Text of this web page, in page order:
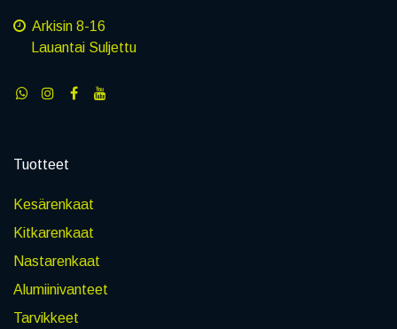
Arkisin 8-16
Lauantai Suljettu
Tuotteet
Kesärenkaat
Kitkarenkaat
Nastarenkaat
Alumiinivanteet
Tarvikkeet